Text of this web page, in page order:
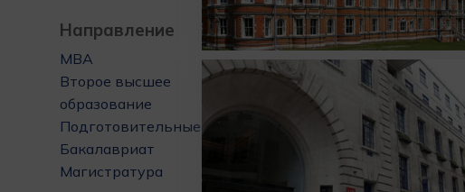
Направление
MBA
Второе высшее
образование
Подготовительные
Бакалавриат
Магистратура